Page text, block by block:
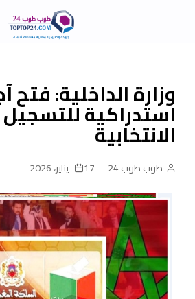
contentوزارة الداخلية: فتح
استدراكية للتسجيل
الانتخابية
طوب طوب 24 17 يناير، 2026